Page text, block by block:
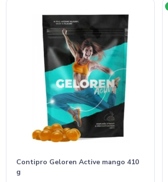
Contipro Geloren Active mango 410
g